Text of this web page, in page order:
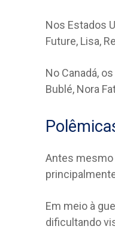
Nos Estados
Future, Lisa,
No Canadá,
Bublé, Nora
Antes mesmo
Em meio à
dificultando